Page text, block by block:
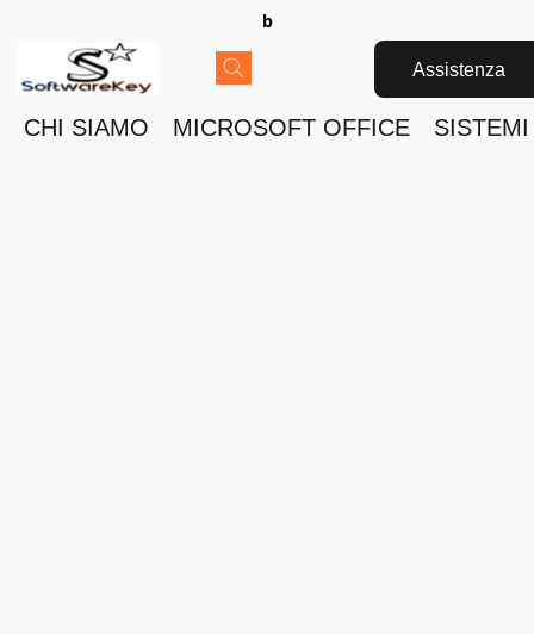
b
Assistenza
CHI SIAMO MICROSOFT OFFICE